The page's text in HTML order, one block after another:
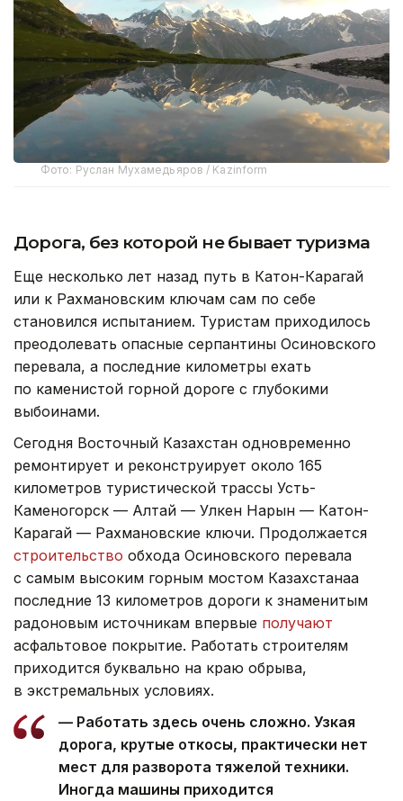
Фото: Руслан Мухамедьяров / Kazinform
Дорога, без которой не бывает туризма
Еще несколько лет назад путь в Катон-Карагай
или к Рахмановским ключам сам по себе
становился испытанием. Туристам приходилось
преодолевать опасные серпантины Осиновского
перевала, а последние километры ехать
по каменистой горной дороге с глубокими
выбоинами.
Сегодня Восточный Казахстан одновременно
ремонтирует и реконструирует около 165
километров туристической трассы Усть-
Каменогорск — Алтай — Улкен Нарын — Катон-
Карагай — Рахмановские ключи. Продолжается
строительство обхода Осиновского перевала
с самым высоким горным мостом Казахстанаа
последние 13 километров дороги к знаменитым
радоновым источникам впервые получают
асфальтовое покрытие. Работать строителям
приходится буквально на краю обрыва,
в экстремальных условиях.
— Работать здесь очень сложно. Узкая
дорога, крутые откосы, практически нет
мест для разворота тяжелой техники.
Иногда машины приходится